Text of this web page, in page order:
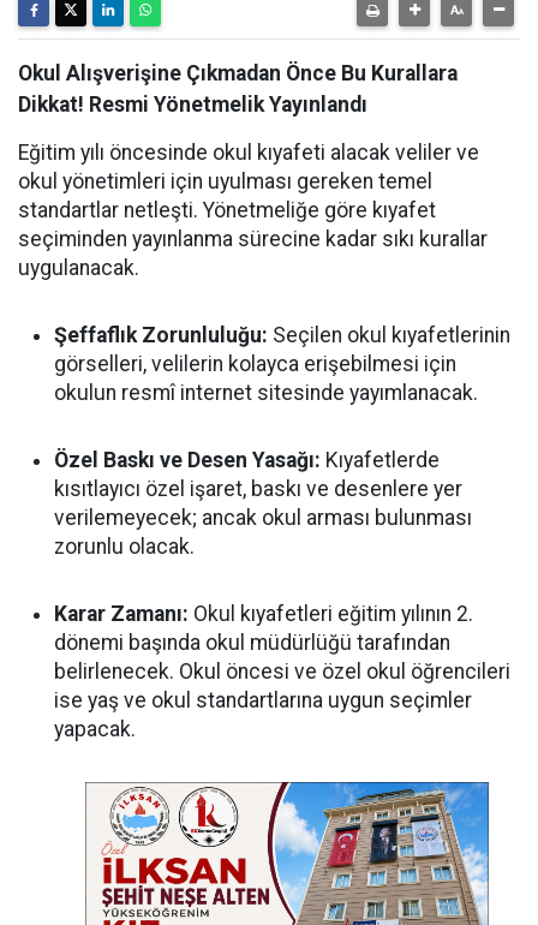
Okul Alışverişine Çıkmadan Önce Bu Kurallara
Dikkat! Resmi Yönetmelik Yayınlandı
Eğitim yılı öncesinde okul kıyafeti alacak veliler ve
okul yönetimleri için uyulması gereken temel
standartlar netleşti. Yönetmeliğe göre kıyafet
seçiminden yayınlanma sürecine kadar sıkı kurallar
uygulanacak.
Şeffaflık Zorunluluğu: Seçilen okul kıyafetlerinin
görselleri, velilerin kolayca erişebilmesi için
okulun resmî internet sitesinde yayımlanacak.
Özel Baskı ve Desen Yasağı: Kıyafetlerde
kısıtlayıcı özel işaret, baskı ve desenlere yer
verilemeyecek; ancak okul arması bulunması
zorunlu olacak.
Karar Zamanı: Okul kıyafetleri eğitim yılının 2.
dönemi başında okul müdürlüğü tarafından
belirlenecek. Okul öncesi ve özel okul öğrencileri
ise yaş ve okul standartlarına uygun seçimler
yapacak.